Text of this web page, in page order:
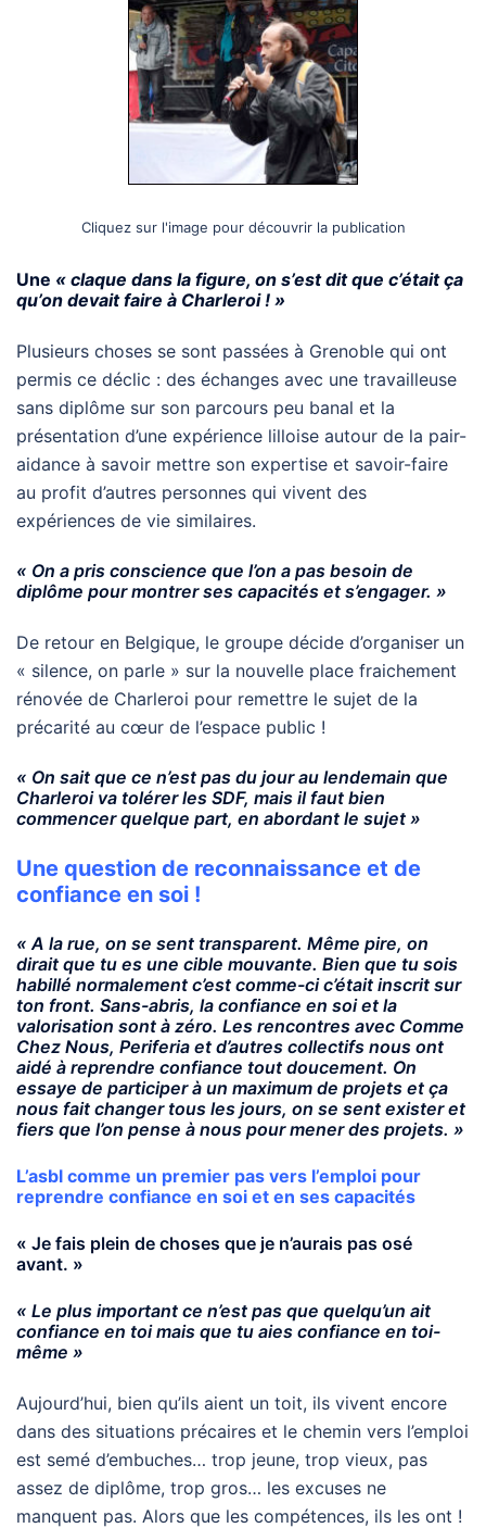
Cliquez sur l'image pour découvrir la publication
Une « claque dans la figure, on s’est dit que c’était ça
qu’on devait faire à Charleroi ! »
Plusieurs choses se sont passées à Grenoble qui ont
permis ce déclic : des échanges avec une travailleuse
sans diplôme sur son parcours peu banal et la
présentation d’une expérience lilloise autour de la pair-
aidance à savoir mettre son expertise et savoir-faire
au profit d’autres personnes qui vivent des
expériences de vie similaires.
« On a pris conscience que l’on a pas besoin de
diplôme pour montrer ses capacités et s’engager. »
De retour en Belgique, le groupe décide d’organiser un
« silence, on parle » sur la nouvelle place fraichement
rénovée de Charleroi pour remettre le sujet de la
précarité au cœur de l’espace public !
« On sait que ce n’est pas du jour au lendemain que
Charleroi va tolérer les SDF, mais il faut bien
commencer quelque part, en abordant le sujet »
Une question de reconnaissance et de
confiance en soi !
« A la rue, on se sent transparent. Même pire, on
dirait que tu es une cible mouvante. Bien que tu sois
habillé normalement c’est comme-ci c’était inscrit sur
ton front. Sans-abris, la confiance en soi et la
valorisation sont à zéro. Les rencontres avec Comme
Chez Nous, Periferia et d’autres collectifs nous ont
aidé à reprendre confiance tout doucement. On
essaye de participer à un maximum de projets et ça
nous fait changer tous les jours, on se sent exister et
fiers que l’on pense à nous pour mener des projets. »
L’asbl comme un premier pas vers l’emploi pour
reprendre confiance en soi et en ses capacités
« Je fais plein de choses que je n’aurais pas osé
avant. »
« Le plus important ce n’est pas que quelqu’un ait
confiance en toi mais que tu aies confiance en toi-
même »
Aujourd’hui, bien qu’ils aient un toit, ils vivent encore
dans des situations précaires et le chemin vers l’emploi
est semé d’embuches… trop jeune, trop vieux, pas
assez de diplôme, trop gros… les excuses ne
manquent pas. Alors que les compétences, ils les ont !